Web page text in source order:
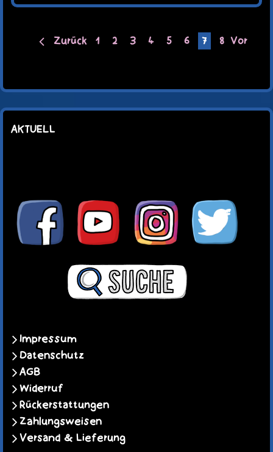
Zurück 1 2 3 4 5 6 7 8 Vor
AKTUELL
Impressum
Datenschutz
AGB
Widerruf
Rückerstattungen
Zahlungsweisen
Versand & Lieferung